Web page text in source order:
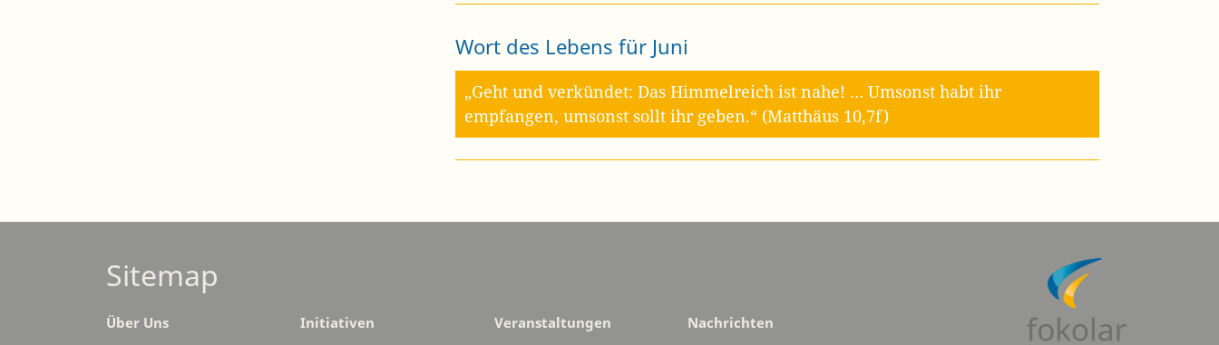
Wort des Lebens für Juni
„Geht und verkündet: Das Himmelreich ist nahe! … Umsonst habt ihr
empfangen, umsonst sollt ihr geben.“ (Matthäus 10,7f)
Sitemap
Über Uns Initiativen Veranstaltungen Nachrichten